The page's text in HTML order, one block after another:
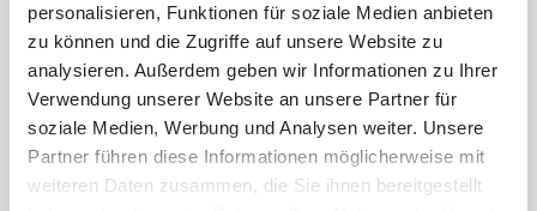
personalisieren, Funktionen für soziale Medien anbieten
zu können und die Zugriffe auf unsere Website zu
analysieren. Außerdem geben wir Informationen zu Ihrer
Verwendung unserer Website an unsere Partner für
soziale Medien, Werbung und Analysen weiter. Unsere
Partner führen diese Informationen möglicherweise mit
weiteren Daten zusammen, die Sie ihnen bereitgestellt
Smart Service
Suzuki
Toyota
Volkswagen Service
Audi Service